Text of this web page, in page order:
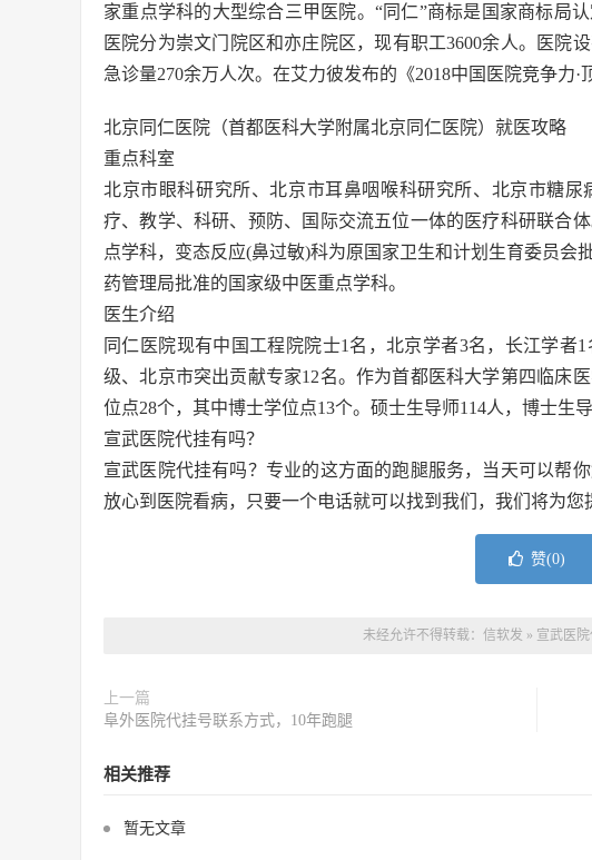
家重点学科的大型综合三甲医院。“同仁”商标是国家商标局
医院分为崇文门院区和亦庄院区，现有职工3600余人。医院
急诊量270余万人次。在艾力彼发布的《2018中国医院竞争力·
北京同仁医院（首都医科大学附属北京同仁医院）就医攻略
重点科室
北京市眼科研究所、北京市耳鼻咽喉科研究所、北京市糖
疗、教学、科研、预防、国际交流五位一体的医疗科研联合
点学科，变态反应(鼻过敏)科为原国家卫生和计划生育委员会
药管理局批准的国家级中医重点学科。
医生介绍
同仁医院现有中国工程院院士1名，北京学者3名，长江学者
级、北京市突出贡献专家12名。作为首都医科大学第四临床
位点28个，其中博士学位点13个。硕士生导师114人，博士生
宣武医院代挂有吗？
宣武医院代挂有吗？专业的这方面的跑腿服务，当天可以帮
放心到医院看病，只要一个电话就可以找到我们，我们将为您
赞(0)
未经允许不得转载： 信软发 » 宣武医
上一篇
阜外医院代挂号联系方式，10年跑腿
相关推荐
暂无文章